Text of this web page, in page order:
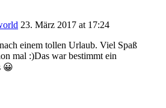
23. März 2017 at 17:24
einem tollen Urlaub. Viel Spaß
mal :)Das war bestimmt ein
😀